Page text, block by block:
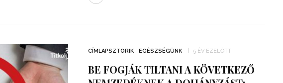
CÍMLAPSZTORIK EGÉSZSÉGÜNK 5 ÉV EZELŐTT
BE FOGJÁK TILTANI A KÖVETKEZŐ
99,13%-OS HATÉKONYSÁGGAL
NULLÁZZA AZ ÁRAMSZÁMLÁT
EZ A MOTOR!
ENERGIÁT
FEKVŐRENDŐRÖK!